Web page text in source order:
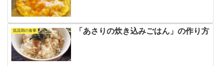
低温期の食事 「あさりの炊き込みごはん」の作り方